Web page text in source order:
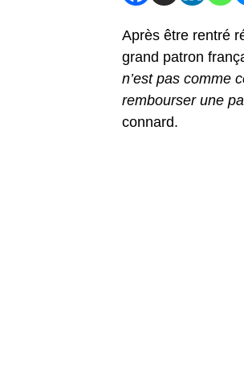
Après être rentré
grand patron
n’est pas comme
rembourser une
connard.